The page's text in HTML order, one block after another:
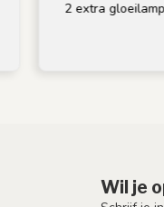
2 extra gloeilampen
Wil je